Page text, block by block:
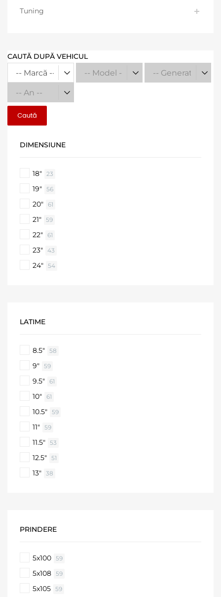
Tuning
CAUTĂ DUPĂ VEHICUL
Caută
DIMENSIUNE
18" 23
19" 56
20" 61
21" 59
22" 61
23" 43
24" 54
LATIME
8.5" 58
9" 59
9.5" 61
10" 61
10.5" 59
11" 59
11.5" 53
12.5" 51
13" 38
PRINDERE
5x100 59
5x108 59
5x105 59